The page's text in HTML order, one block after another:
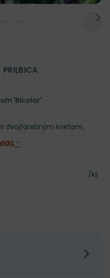
PRILBICA
'Bicolor'
dvojfarebným kvetom.
Cena
/ks